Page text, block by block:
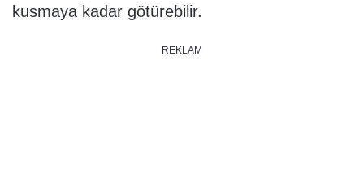
kusmaya kadar götürebilir.
REKLAM